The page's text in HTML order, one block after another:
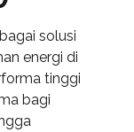
solusi
energi di
tinggi
bagi